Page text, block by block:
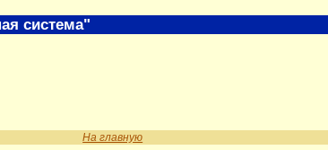
На главную
система"